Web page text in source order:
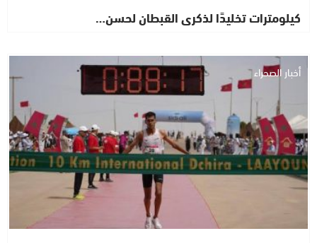
كيلومترات تخليدًا لذكرى القبطان لحسن…
أخبار الصحراء